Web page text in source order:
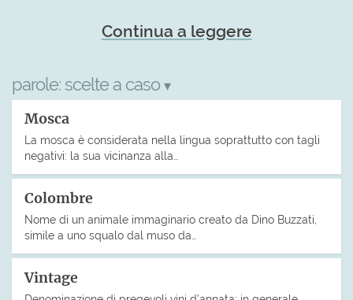
Continua a leggere
parole: scelte a caso ▾
Mosca
La mosca è considerata nella lingua soprattutto con tagli
negativi: la sua vicinanza alla…
Colombre
Nome di un animale immaginario creato da Dino Buzzati,
simile a uno squalo dal muso da…
Vintage